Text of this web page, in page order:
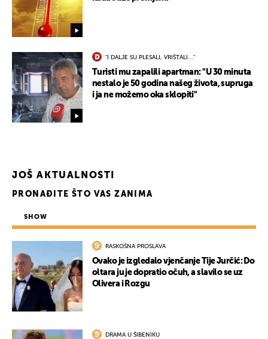
"I DALJE SU PLESALI, VRIŠTALI..."
Turisti mu zapalili apartman: "U 30 minuta
nestalo je 50 godina našeg života, supruga
i ja ne možemo oka sklopiti"
JOŠ AKTUALNOSTI
PRONAĐITE ŠTO VAS ZANIMA
SHOW
RASKOŠNA PROSLAVA
Ovako je izgledalo vjenčanje Tije Jurčić: Do
oltara ju je dopratio očuh, a slavilo se uz
Olivera i Rozgu
DRAMA U ŠIBENIKU
UKLJUČITE NOTIFIKACIJE